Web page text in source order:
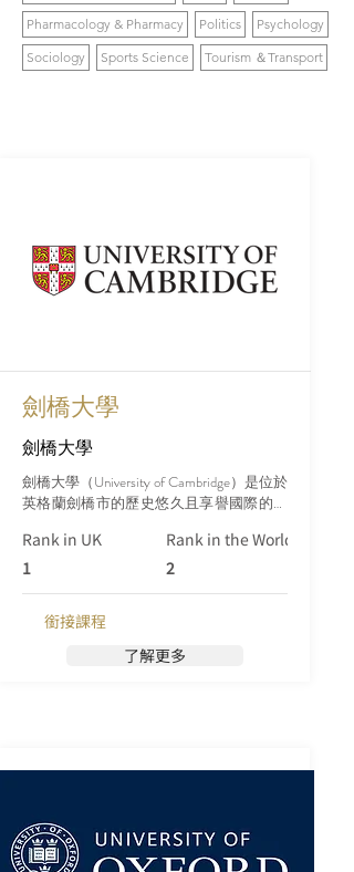
Pharmacology & Pharmacy
Politics
Psychology
Sociology
Sports Science Tourism ＆Transport
劍橋大學
劍橋大學
劍橋大學（University of Cambridge）是位於
英格蘭劍橋市的歷史悠久且享譽國際的著
學之一。劍橋大學創立於1209年，擁有悠
久的學術傳統，數百年來一直是學術卓
Rank in UK
Rank in the World (Qs)
1
2
銜接課程
了解更多